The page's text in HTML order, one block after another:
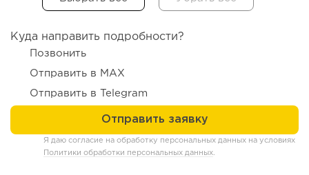
125
Конференции августа 2026: лучшие мероприятия месяца
для бизнеса,...
Куда направить подробности?
Позвонить
Отправить в MAX
Отправить в Telegram
Я даю согласие на обработку персональных данных на условиях
Политики обработки персональных данных.